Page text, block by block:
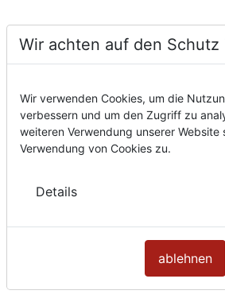
Wir achten auf den Schutz
Wir verwenden Cookies, um die
verbessern und um den Zugriff zu
weiteren Verwendung unserer Website
Verwendung von Cookies zu.
Details
ablehnen